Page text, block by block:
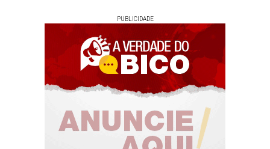
PUBLICIDADE